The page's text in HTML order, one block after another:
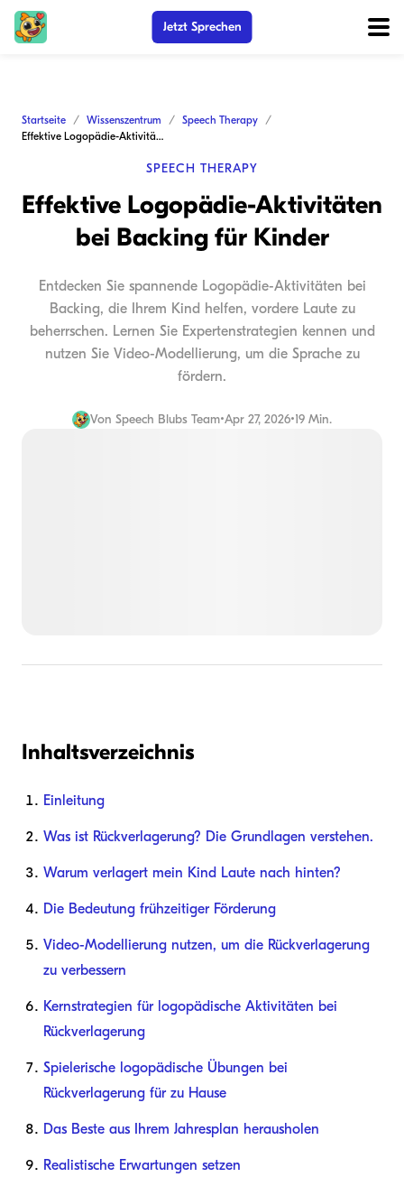
Jetzt Sprechen
Startseite Wissenszentrum
Speech Therapy
Effektive Logopädie-Aktivitäten bei Backing für Kinder
SPEECH THERAPY
Effektive Logopädie-Aktivitäten
bei Backing für Kinder
Entdecken Sie spannende Logopädie-Aktivitäten bei
Backing, die Ihrem Kind helfen, vordere Laute zu
beherrschen. Lernen Sie Expertenstrategien kennen und
nutzen Sie Video-Modellierung, um die Sprache zu
fördern.
Von Speech Blubs Team•Apr 27, 2026•19 Min.
Inhaltsverzeichnis
Einleitung
Was ist Rückverlagerung? Die Grundlagen verstehen.
Warum verlagert mein Kind Laute nach hinten?
Die Bedeutung frühzeitiger Förderung
Video-Modellierung nutzen, um die Rückverlagerung
zu verbessern
Kernstrategien für logopädische Aktivitäten bei
Rückverlagerung
Spielerische logopädische Übungen bei
Rückverlagerung für zu Hause
Das Beste aus Ihrem Jahresplan herausholen
Realistische Erwartungen setzen